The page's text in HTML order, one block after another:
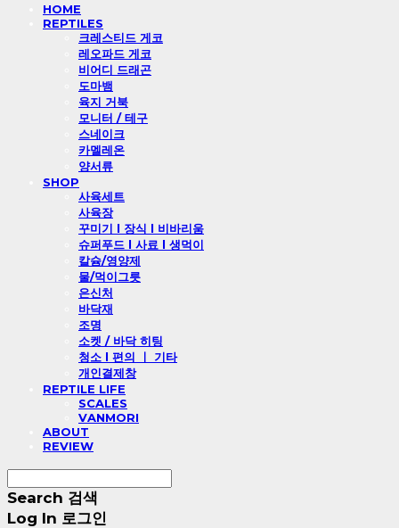
HOME
REPTILES
크레스티드 게코
레오파드 게코
비어디 드래곤
도마뱀
육지 거북
모니터 / 테구
스네이크
카멜레온
양서류
SHOP
사육세트
사육장
꾸미기 l 장식 l 비바리움
슈퍼푸드 l 사료 l 생먹이
칼슘/영양제
물/먹이그릇
은신처
바닥재
조명
소켓 / 바닥 히팅
청소 l 편의 ㅣ 기타
개인결제창
REPTILE LIFE
SCALES
VANMORI
ABOUT
REVIEW
Search 검색
Log In 로그인